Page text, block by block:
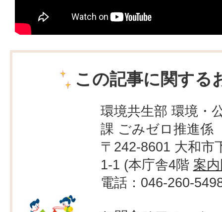
この記事に関する
環境共生部 環境・
課 ごみゼロ推進係
〒242-8601 大和市
1-1 (本庁舎4階 案
電話：046-260-